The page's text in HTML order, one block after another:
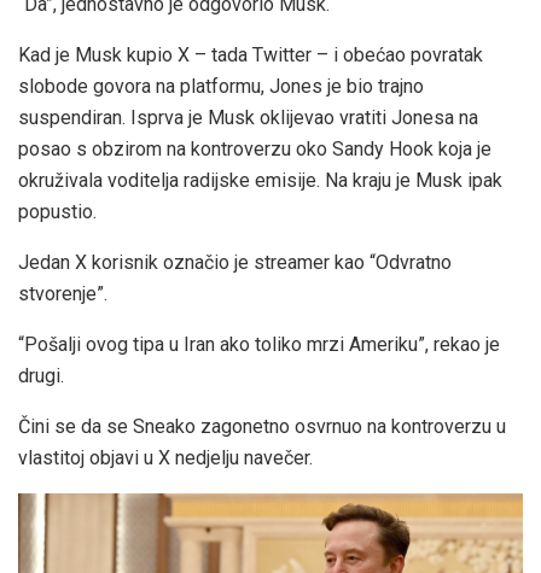
“Da”, jednostavno je odgovorio Musk.
Kad je Musk kupio X – tada Twitter – i obećao povratak
slobode govora na platformu, Jones je bio trajno
suspendiran. Isprva je Musk oklijevao vratiti Jonesa na
posao s obzirom na kontroverzu oko Sandy Hook koja je
okruživala voditelja radijske emisije. Na kraju je Musk ipak
popustio.
Jedan X korisnik označio je streamer kao “Odvratno
stvorenje”.
“Pošalji ovog tipa u Iran ako toliko mrzi Ameriku”, rekao je
drugi.
Čini se da se Sneako zagonetno osvrnuo na kontroverzu u
vlastitoj objavi u X nedjelju navečer.